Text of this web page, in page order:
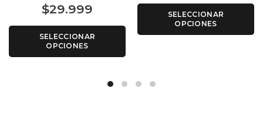
$29.999
SELECCIONAR
OPCIONES
SELECCIONAR
OPCIONES